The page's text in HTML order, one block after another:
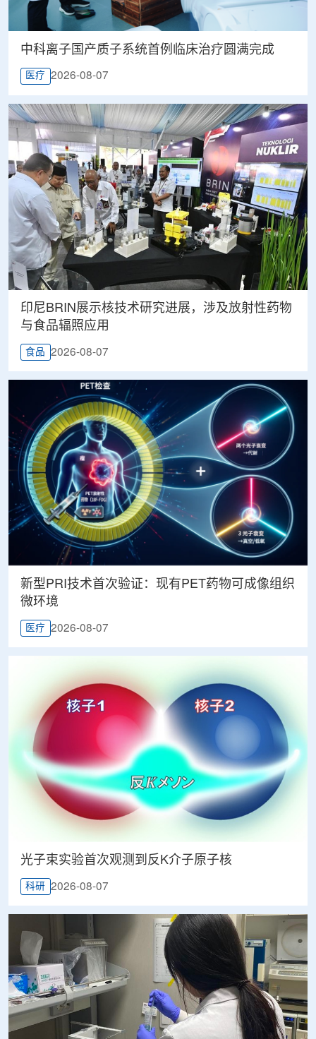
中科离子国产质子系统首例临床治疗圆满完成
医疗 2026-08-07
印尼BRIN展示核技术研究进展，涉及放射性药物
与食品辐照应用
食品 2026-08-07
新型PRI技术首次验证：现有PET药物可成像组织
微环境
医疗 2026-08-07
光子束实验首次观测到反K介子原子核
科研 2026-08-07